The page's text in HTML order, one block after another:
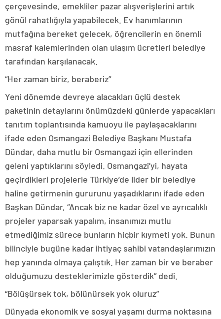
çerçevesinde, emekliler pazar alışverişlerini artık
gönül rahatlığıyla yapabilecek. Ev hanımlarının
mutfağına bereket gelecek, öğrencilerin en önemli
masraf kalemlerinden olan ulaşım ücretleri belediye
tarafından karşılanacak.
“Her zaman biriz, beraberiz”
Yeni dönemde devreye alacakları üçlü destek
paketinin detaylarını önümüzdeki günlerde yapacakları
tanıtım toplantısında kamuoyu ile paylaşacaklarını
ifade eden Osmangazi Belediye Başkanı Mustafa
Dündar, daha mutlu bir Osmangazi için ellerinden
geleni yaptıklarını söyledi. Osmangazi’yi, hayata
geçirdikleri projelerle Türkiye’de lider bir belediye
haline getirmenin gururunu yaşadıklarını ifade eden
Başkan Dündar, “Ancak biz ne kadar özel ve ayrıcalıklı
projeler yaparsak yapalım, insanımızı mutlu
etmediğimiz sürece bunların hiçbir kıymeti yok. Bunun
bilinciyle bugüne kadar ihtiyaç sahibi vatandaşlarımızın
hep yanında olmaya çalıştık. Her zaman bir ve beraber
olduğumuzu desteklerimizle gösterdik” dedi.
“Bölüşürsek tok, bölünürsek yok oluruz”
Dünyada ekonomik ve sosyal yaşamı durma noktasına